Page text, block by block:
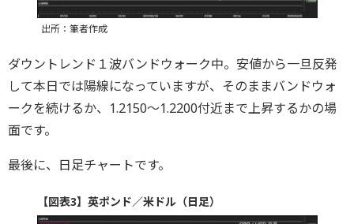
出所：筆者作成
ダウントレンド１波バンドウォーク中。安値から一旦反発
して本日では陽線になっていますが、そのままバンドウォ
ークを続けるか、1.2150〜1.2200付近まで上昇するかの場
面です。
最後に、日足チャートです。
【図表3】英ポンド／米ドル（日足）